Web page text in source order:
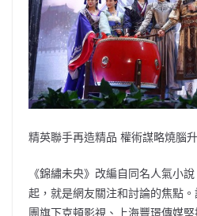
精英聯手再造精品 權術謀略燒腦
《錦繡未央》改編自同名人氣小
起，就是網友關注和討論的焦點
團旗下克頓影視、上海豐璟傳媒